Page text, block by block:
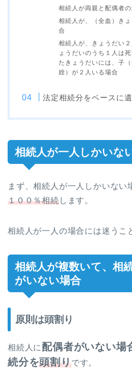
相続人が両親と配偶者の
相続人が、（全血）き
合
相続人が、きょうだい
ょうだいのうち１人は
たきょうだいには、子
姪）が２人いる場合
法定相続分をベースに
相続人が一人しかいな
まず、相続人が一人しかいない
１００％相続します。
相続人が一人の場合には迷うこ
相続人が複数いて、相
がいない場合
原則は頭割り
相続人に 配偶者がいない場
続分を頭割りです。